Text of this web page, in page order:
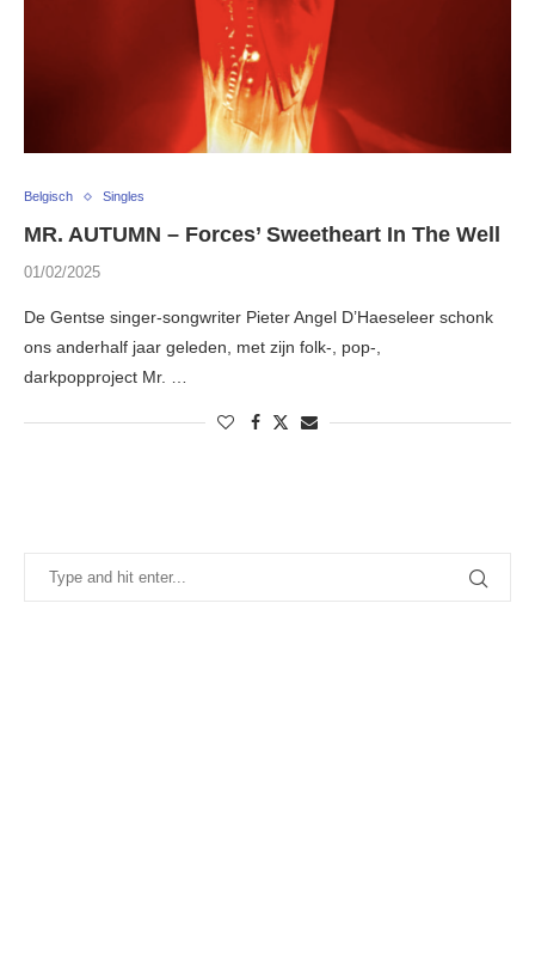
Belgisch Singles
MR. AUTUMN – Forces’ Sweetheart In The Well
01/02/2025
De Gentse singer-songwriter Pieter Angel D’Haeseleer schonk
ons anderhalf jaar geleden, met zijn folk-, pop-,
darkpopproject Mr. …